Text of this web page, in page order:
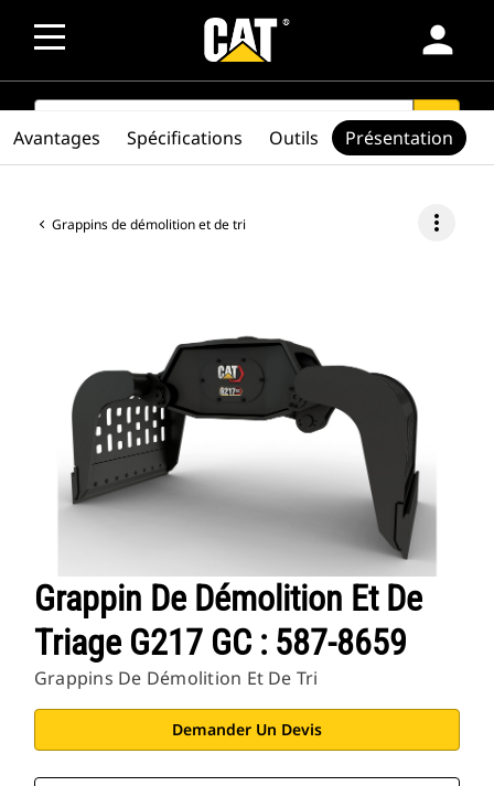
person
SEARCH search
Grappins de démolition et de tri more_vert
Grappin De Démolition Et De
Triage G217 GC : 587-8659
Grappins De Démolition Et De Tri
Demander Un Devis
Avantages Spécifications Outils Présentation